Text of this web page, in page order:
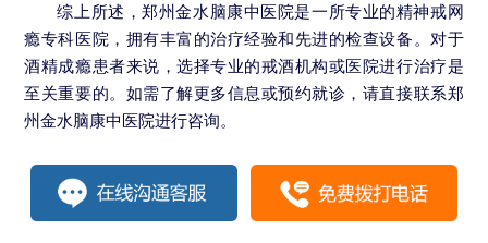
综上所述，郑州金水脑康中医院是一所专业的精神戒网
瘾专科医院，拥有丰富的治疗经验和先进的检查设备。对于
酒精成瘾患者来说，选择专业的戒酒机构或医院进行治疗是
至关重要的。如需了解更多信息或预约就诊，请直接联系郑
州金水脑康中医院进行咨询。